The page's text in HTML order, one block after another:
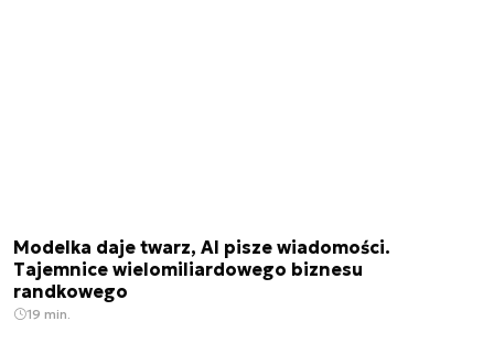
Modelka daje twarz, AI pisze wiadomości.
Tajemnice wielomiliardowego biznesu
randkowego
19 min.